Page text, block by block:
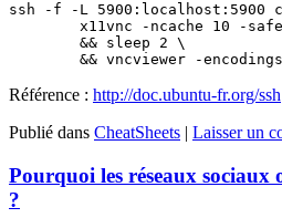
ssh -f -L 5900:localhost:5900
x11vnc -ncache 10 -
        && sleep 2 \
Référence : http://doc.ubuntu-fr.org/ssh
Publié dans CheatSheets | Laisser un
Pourquoi les réseaux sociaux
?